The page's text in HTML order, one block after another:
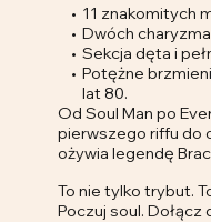
11 znakomitych
Dwóch
Sekcja dęta i
Potężne
lat 80.
Od Soul Man po
pierwszego riffu do
ożywia legendę
To nie tylko trybut.
Poczuj soul. Dołącz